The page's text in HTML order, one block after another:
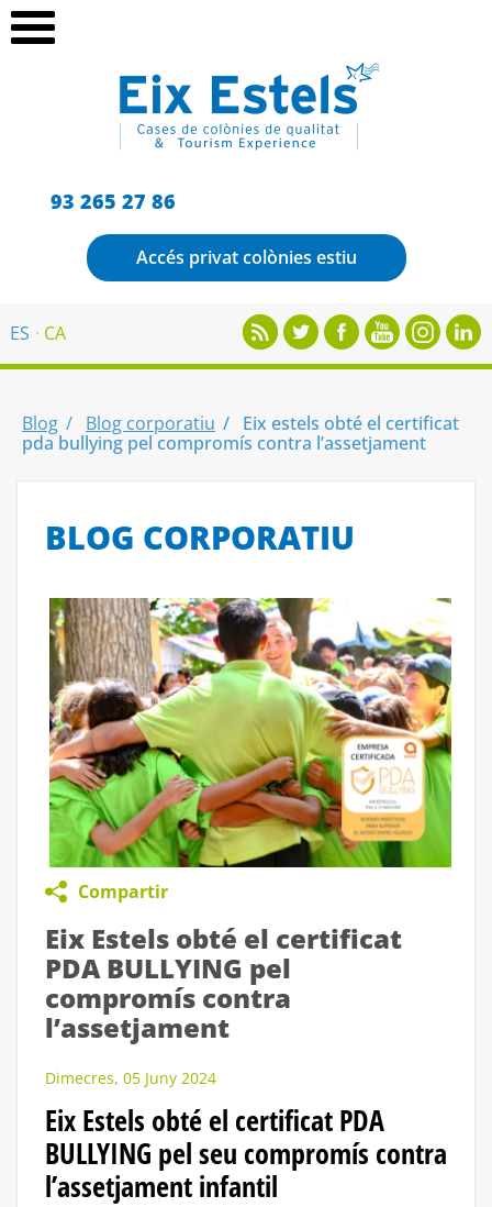
93 265 27 86
Accés privat colònies estiu
ES CA
Blog Blog corporatiu
Eix estels obté el certificat
pda bullying pel compromís contra l’assetjament
BLOG CORPORATIU
Compartir
Eix Estels obté el certificat
PDA BULLYING pel
compromís contra
l’assetjament
Dimecres, 05 Juny 2024
Eix Estels obté el certificat PDA
BULLYING pel seu compromís contra
l’assetjament infantil